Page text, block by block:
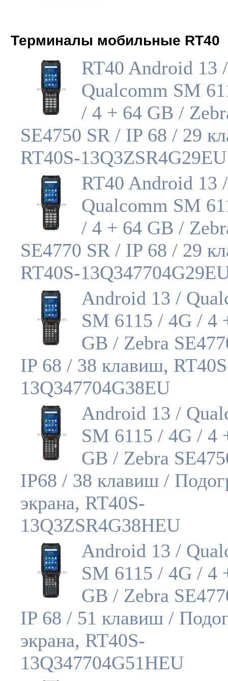
Терминалы мобильные RT40
RT40 Android 13 /
Qualcomm SM
/ 4 + 64 GB /
SE4750 SR / IP 68 / 29
RT40S-13Q3ZSR4G29EU
RT40 Android 13 /
Qualcomm SM
/ 4 + 64 GB /
SE4770 SR / IP 68 / 29
RT40S-
Android 13 /
SM 6115 / 4G / 4
GB / Zebra
IP 68 / 38 клавиш,
13Q347704G38EU
Android 13 /
SM 6115 / 4G / 4
GB / Zebra
IP68 / 38 клавиш /
экрана, RT40S-
13Q3ZSR4G38HEU
Android 13 /
SM 6115 / 4G / 4
GB / Zebra
IP 68 / 51 клавиш /
экрана, RT40S-
13Q347704G51HEU